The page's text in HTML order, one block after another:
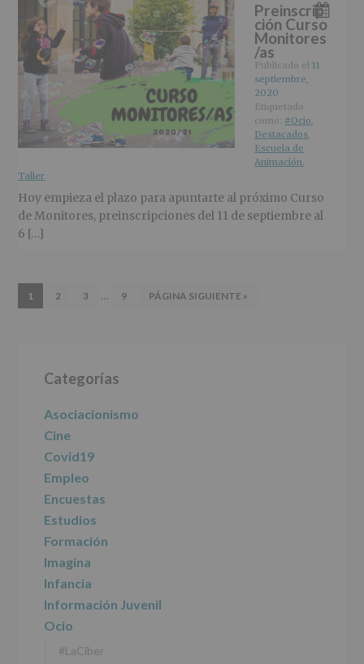
Preinscrip
ción Curso
Monitores
/as
Publicado el11
septiembre,
2020
Etiquetado
como: #Ocio,
Destacados,
Escuela de
Animación,
Taller
Hoy empieza el plazo para apuntarte al próximo Curso
de Monitores, preinscripciones del 11 de septiembre al
6 […]
IR
A
1
IR
2
IR
3
Páginas
…
IR
9
IR
PÁGINA SIGUIENTE »
lateral
principal
Categorías
Asociacionismo
Cine
Covid19
Empleo
Encuestas
Estudios
Formación
Imagina
Infancia
Información Juvenil
Ocio
#LaCiber